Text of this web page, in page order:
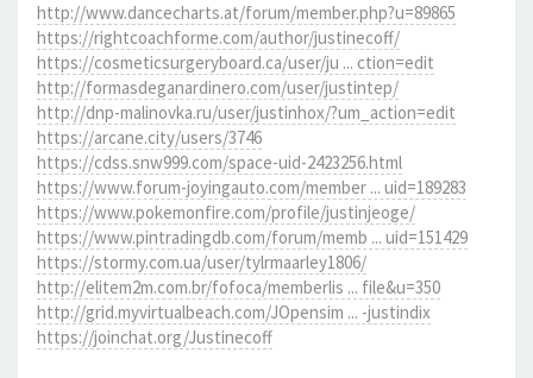
http://www.dancecharts.at/forum/member.php?u=89865
https://rightcoachforme.com/author/justinecoff/
https://cosmeticsurgeryboard.ca/user/ju ... ction=edit
http://formasdeganardinero.com/user/justintep/
http://dnp-malinovka.ru/user/justinhox/?um_action=edit
https://arcane.city/users/3746
https://cdss.snw999.com/space-uid-2423256.html
https://www.forum-joyingauto.com/member ... uid=189283
https://www.pokemonfire.com/profile/justinjeoge/
https://www.pintradingdb.com/forum/memb ... uid=151429
https://stormy.com.ua/user/tylrmaarley1806/
http://elitem2m.com.br/fofoca/memberlis ... file&u=350
http://grid.myvirtualbeach.com/JOpensim ... -justindix
https://joinchat.org/Justinecoff